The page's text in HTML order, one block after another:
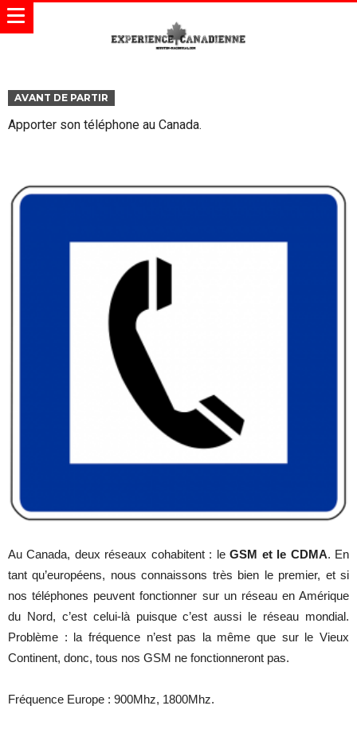
AVANT DE PARTIR
Apporter son téléphone au Canada.
Au Canada, deux réseaux cohabitent : leGSM et le CDMA. En
tant qu’européens, nous connaissons très bien le premier, et si
nos téléphones peuvent fonctionner sur un réseau en Amérique
du Nord, c’est celui-là puisque c’est aussi le réseau mondial.
Problème : la fréquence n’est pas la même que sur le Vieux
Continent, donc, tous nos GSM ne fonctionneront pas.
Fréquence Europe : 900Mhz, 1800Mhz.